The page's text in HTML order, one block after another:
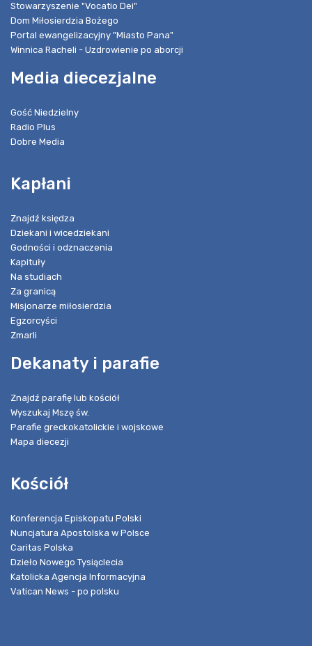
Stowarzyszenie "Vocatio Dei"
Dom Miłosierdzia Bożego
Portal ewangelizacyjny "Miasto Pana"
Winnica Racheli - Uzdrowienie po aborcji
Media diecezjalne
Gość Niedzielny
Radio Plus
Dobre Media
Kapłani
Znajdź księdza
Dziekani i wicedziekani
Godności i odznaczenia
Kapituły
Na studiach
Za granicą
Misjonarze miłosierdzia
Egzorcyści
Zmarli
Dekanaty i parafie
Znajdź parafię lub kościół
Wyszukaj Mszę św.
Parafie greckokatolickie i wojskowe
Mapa diecezji
Kościół
Konferencja Episkopatu Polski
Nuncjatura Apostolska w Polsce
Caritas Polska
Dzieło Nowego Tysiąclecia
Katolicka Agencja Informacyjna
Vatican News - po polsku